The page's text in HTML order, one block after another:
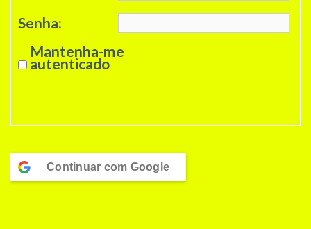
Senha:
Mantenha-me
autenticado
Continuar com Google